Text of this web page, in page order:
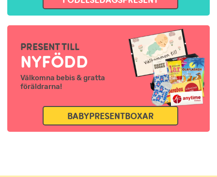
PRESENT TILL
NYFÖDD
Välkomna bebis & gratta
föräldrarna!
BABYPRESENTBOXAR